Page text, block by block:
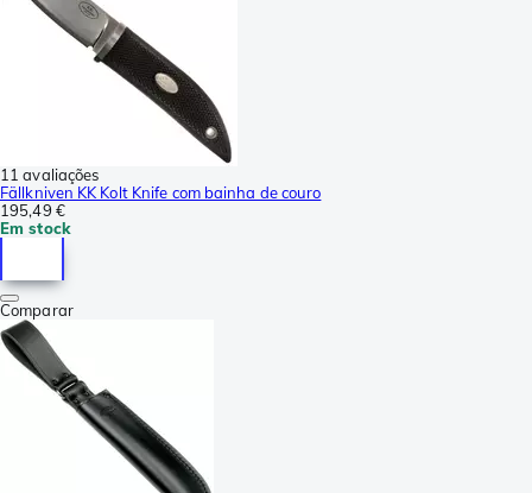
11 avaliações
Fällkniven KK Kolt Knife com bainha de couro
195,49 €
Em stock
Comparar